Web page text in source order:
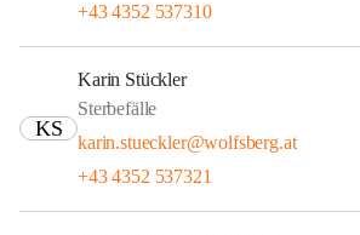
+43 4352 537310
KS
Karin Stückler
Sterbefälle
karin.stueckler@wolfsberg.at
+43 4352 537321